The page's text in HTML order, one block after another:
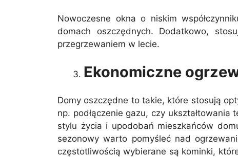
Nowoczesne okna o niskim
domach oszczędnych. Dodatkowo,
przegrzewaniem w lecie.
Ekonomiczne
Domy oszczędne to takie, które stosują
np. podłączenie gazu, czy
stylu życia i upodobań mieszkańców
sezonowy warto pomyśleć nad
częstotliwością wybierane są kominki,